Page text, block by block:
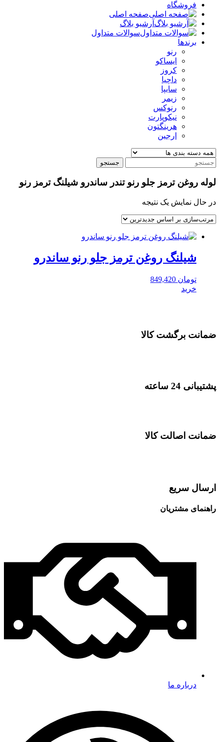
فروشگاه
صفحه اصلی
آرشیو بلاگ
سوالات متداول
برندها
رنو
ایساکو
کروز
داچیا
سایپا
زیمر
رنوکس
نیکوپارت
هرینگتون
ارجین
جستجو
لوله روغن ترمز جلو رنو تندر ساندرو شیلنگ ترمز رنو
در حال نمایش یک نتیجه
شیلنگ روغن ترمز جلو رنو ساندرو
تومان
خرید
ضمانت برگشت کالا
پشتیبانی 24 ساعته
ضمانت اصالت کالا
ارسال سریع
راهنمای مشتریان
درباره ما